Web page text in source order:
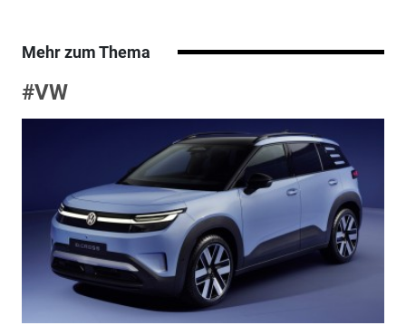
Mehr zum Thema
#VW